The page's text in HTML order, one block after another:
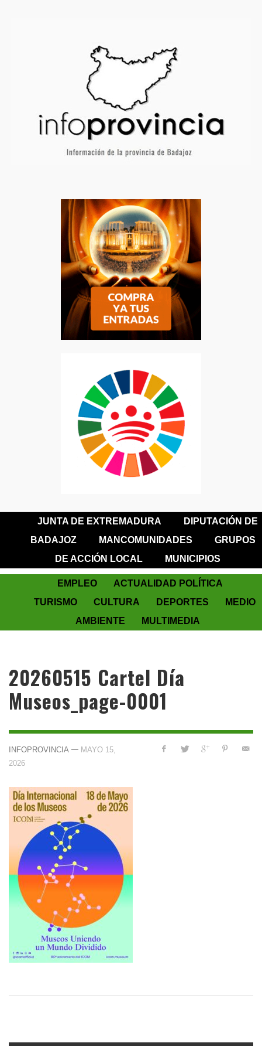
JUNTA DE EXTREMADURA
DIPUTACIÓN DE
BADAJOZ
MANCOMUNIDADES
GRUPOS
DE ACCIÓN LOCAL
MUNICIPIOS
EMPLEO
ACTUALIDAD POLÍTICA
TURISMO
CULTURA DEPORTES
MEDIO
AMBIENTE
MULTIMEDIA
20260515 Cartel Día
Museos_page-0001
INFOPROVINCIA — MAYO 15,
2026